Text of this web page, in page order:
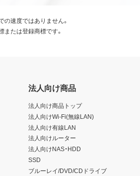
速度ではありません。
たは登録商標です。
法人向け商品
法人向け商品トップ
法人向けWi-Fi(無線LAN)
法人向け有線LAN
法人向けルーター
法人向けNAS・HDD
SSD
ブルーレイ/DVD/CDドライブ